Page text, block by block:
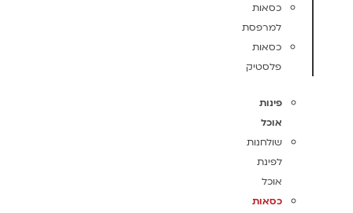
כסאות
למרפסת
כסאות
פלסטיק
פינות
אוכל
שולחנות
לפינת
אוכל
כסאות